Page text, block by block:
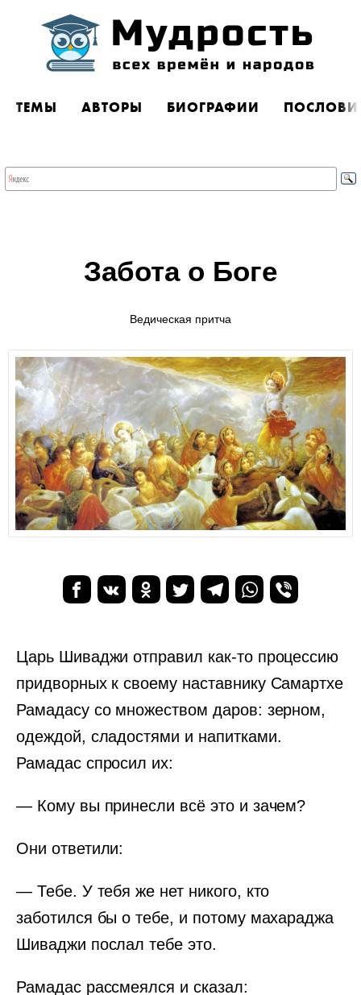
ТЕМЫ АВТОРЫ БИОГРАФИИ
Забота о Боге
Ведическая притча
Царь Шиваджи отправил как-то процессию
придворных к своему наставнику Самартхе
Рамадасу со множеством даров: зерном,
одеждой, сладостями и напитками.
Рамадас спросил их:
— Кому вы принесли всё это и зачем?
Они ответили:
— Тебе. У тебя же нет никого, кто
заботился бы о тебе, и потому махараджа
Шиваджи послал тебе это.
Рамадас рассмеялся и сказал: